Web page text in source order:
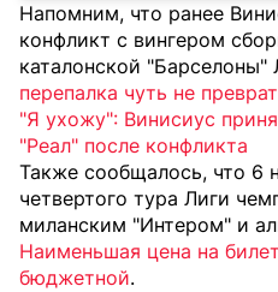
Напомним, что ранее
конфликт с вингером
каталонской
перепалка чуть не
"Я ухожу": Винисиус
"Реал" после конфликта
Также сообщалось, что 6
четвертого тура Лиги
миланским "Интером" и
Наименьшая цена на
бюджетной.